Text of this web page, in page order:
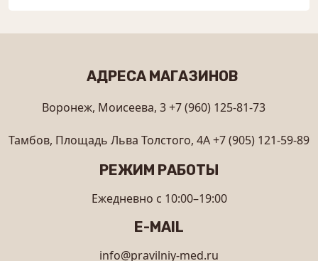
АДРЕСА МАГАЗИНОВ
Воронеж, Моисеева, 3+7 (960) 125-81-73
Тамбов, Площадь Льва Толстого, 4А+7 (905) 121-59-89
РЕЖИМ РАБОТЫ
Ежедневно с 10:00–19:00
E-MAIL
info@pravilniy-med.ru